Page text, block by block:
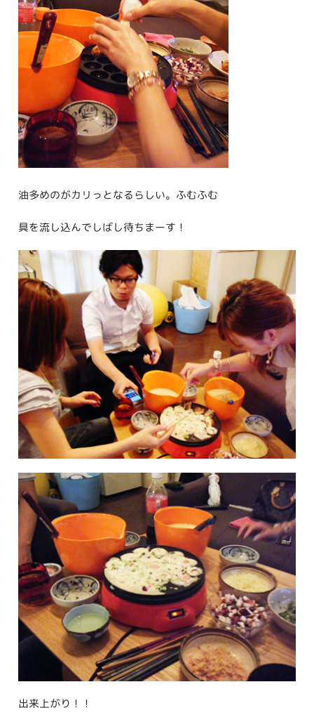
油多めのがカリっとなるらしい。ふむふむ
具を流し込んでしばし待ちまーす！
出来上がり！！